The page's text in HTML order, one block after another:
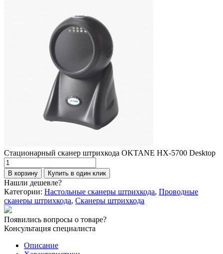
Стационарный сканер штрихкода OKTANE HX-5700 Desktop
Количество
товара
Стационарный
сканер
штрихкода
OKTANE
HX-
5700
Desktop
В корзину Купить в один клик
Нашли дешевле?
Категории: Настольные сканеры штрихкода, Проводные
сканеры штрихкода, Сканеры штрихкода
Появились вопросы о товаре?
Консультация специалиста
Описание